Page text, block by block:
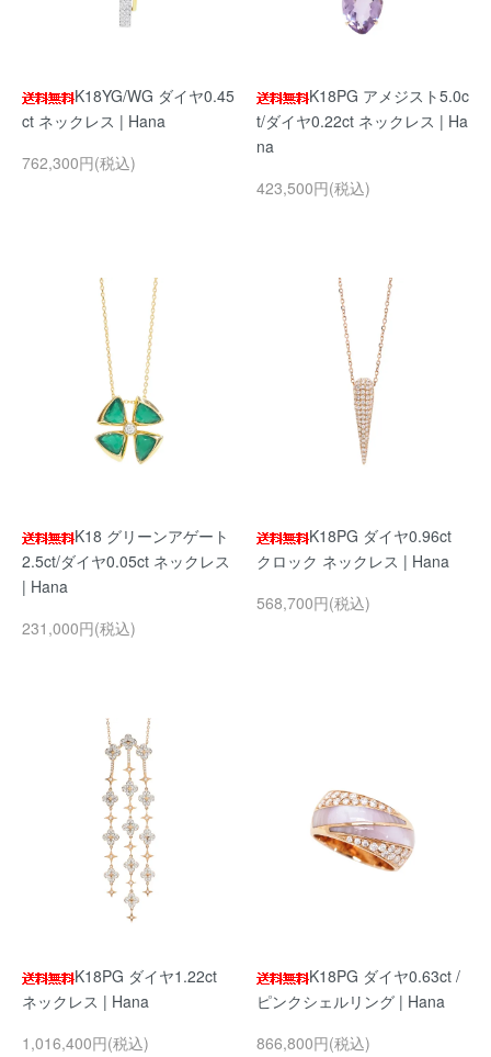
K18YG/WG ダイヤ0.45
ct ネックレス | Hana
762,300円(税込)
K18PG アメジスト5.0c
t/ダイヤ0.22ct ネックレス | Ha
na
423,500円(税込)
K18 グリーンアゲート
2.5ct/ダイヤ0.05ct ネックレス
| Hana
231,000円(税込)
K18PG ダイヤ0.96ct
クロック ネックレス | Hana
568,700円(税込)
K18PG ダイヤ1.22ct
ネックレス | Hana
1,016,400円(税込)
K18PG ダイヤ0.63ct /
ピンクシェルリング | Hana
866,800円(税込)